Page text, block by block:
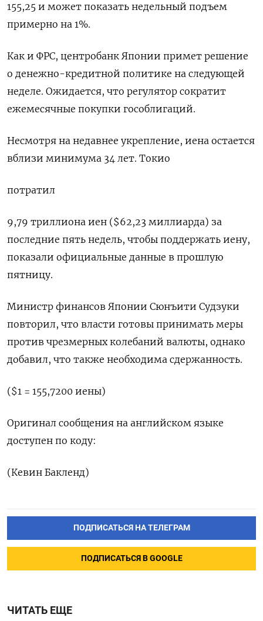
155,25 и может показать недельный подъем
примерно на 1%.
Как и ФРС, центробанк Японии примет решение
о денежно-кредитной политике на следующей
неделе. Ожидается, что регулятор сократит
ежемесячные покупки гособлигаций.
Несмотря на недавнее укрепление, иена остается
вблизи минимума 34 лет. Токио
потратил
9,79 триллиона иен ($62,23 миллиарда) за
последние пять недель, чтобы поддержать иену,
показали официальные данные в прошлую
пятницу.
Министр финансов Японии Сюнъити Судзуки
повторил, что власти готовы принимать меры
против чрезмерных колебаний валюты, однако
добавил, что также необходима сдержанность.
($1 = 155,7200 иены)
Оригинал сообщения на английском языке
доступен по коду:
(Кевин Бакленд)
ПОДПИСАТЬСЯ НА ТЕЛЕГРАМ
ПОДПИСАТЬСЯ В GOOGLE
ЧИТАТЬ ЕЩЕ